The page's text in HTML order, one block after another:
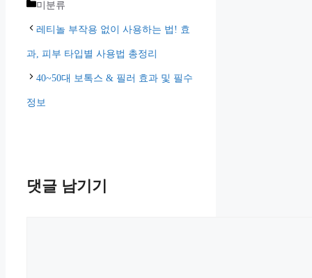
카
테
고
리
미분류
레티놀 부작용 없이 사용하는 법! 효
과, 피부 타입별 사용법 총정리
40~50대 보톡스 & 필러 효과 및 필수
정보
댓글 남기기